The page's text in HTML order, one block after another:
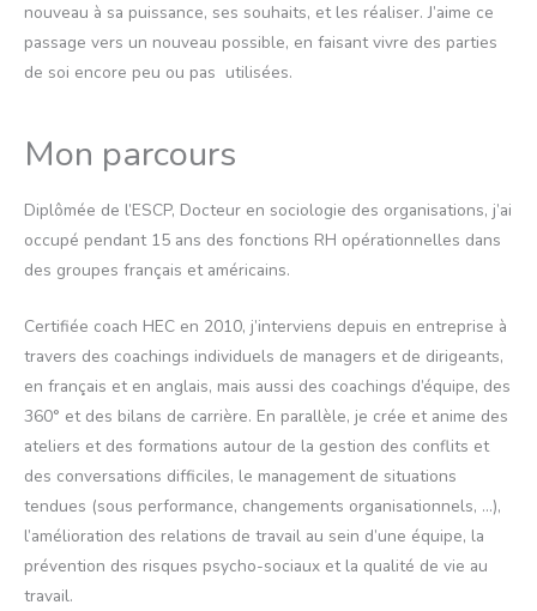
nouveau à sa puissance, ses souhaits, et les réaliser. J’aime ce
passage vers un nouveau possible, en faisant vivre des parties
de soi encore peu ou pas utilisées.
Mon parcours
Diplômée de l’ESCP, Docteur en sociologie des organisations, j’ai
occupé pendant 15 ans des fonctions RH opérationnelles dans
des groupes français et américains.
Certifiée coach HEC en 2010, j’interviens depuis en entreprise à
travers des coachings individuels de managers et de dirigeants,
en français et en anglais, mais aussi des coachings d’équipe, des
360° et des bilans de carrière. En parallèle, je crée et anime des
ateliers et des formations autour de la gestion des conflits et
des conversations difficiles, le management de situations
tendues (sous performance, changements organisationnels, …),
l’amélioration des relations de travail au sein d’une équipe, la
prévention des risques psycho-sociaux et la qualité de vie au
travail.